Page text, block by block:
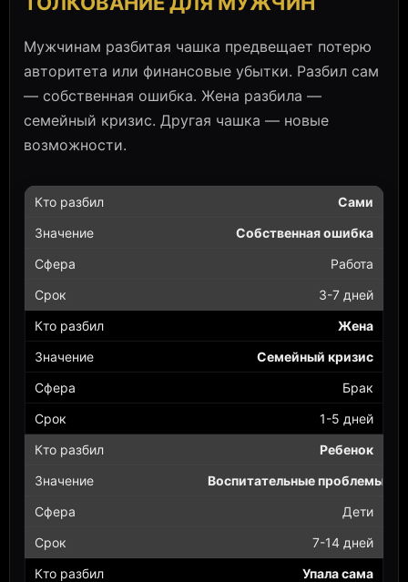
Мужчинам разбитая чашка предвещает потерю
авторитета или финансовые убытки. Разбил сам
— собственная ошибка. Жена разбила —
семейный кризис. Другая чашка — новые
возможности.
Сами
Собственная ошибка
Работа
3-7 дней
Жена
Семейный кризис
Брак
1-5 дней
Ребенок
Воспитательные проблемы
Дети
7-14 дней
Упала сама